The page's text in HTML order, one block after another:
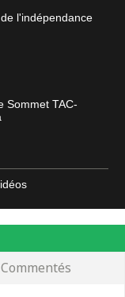
l'indépendance
Sommet TAC-
Commentés